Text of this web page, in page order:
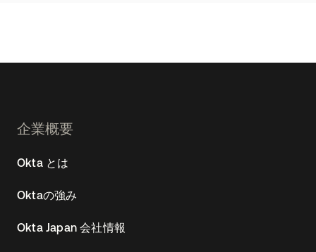
Footer
(JA)
企業概要
Okta とは
Oktaの強み
Okta Japan 会社情報